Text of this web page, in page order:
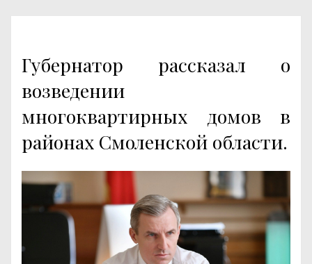
Губернатор рассказал о
возведении
многоквартирных домов в
районах Смоленской области.